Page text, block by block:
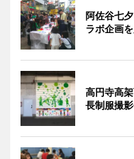
阿佐谷七
ラボ企画
高円寺高
長制服撮